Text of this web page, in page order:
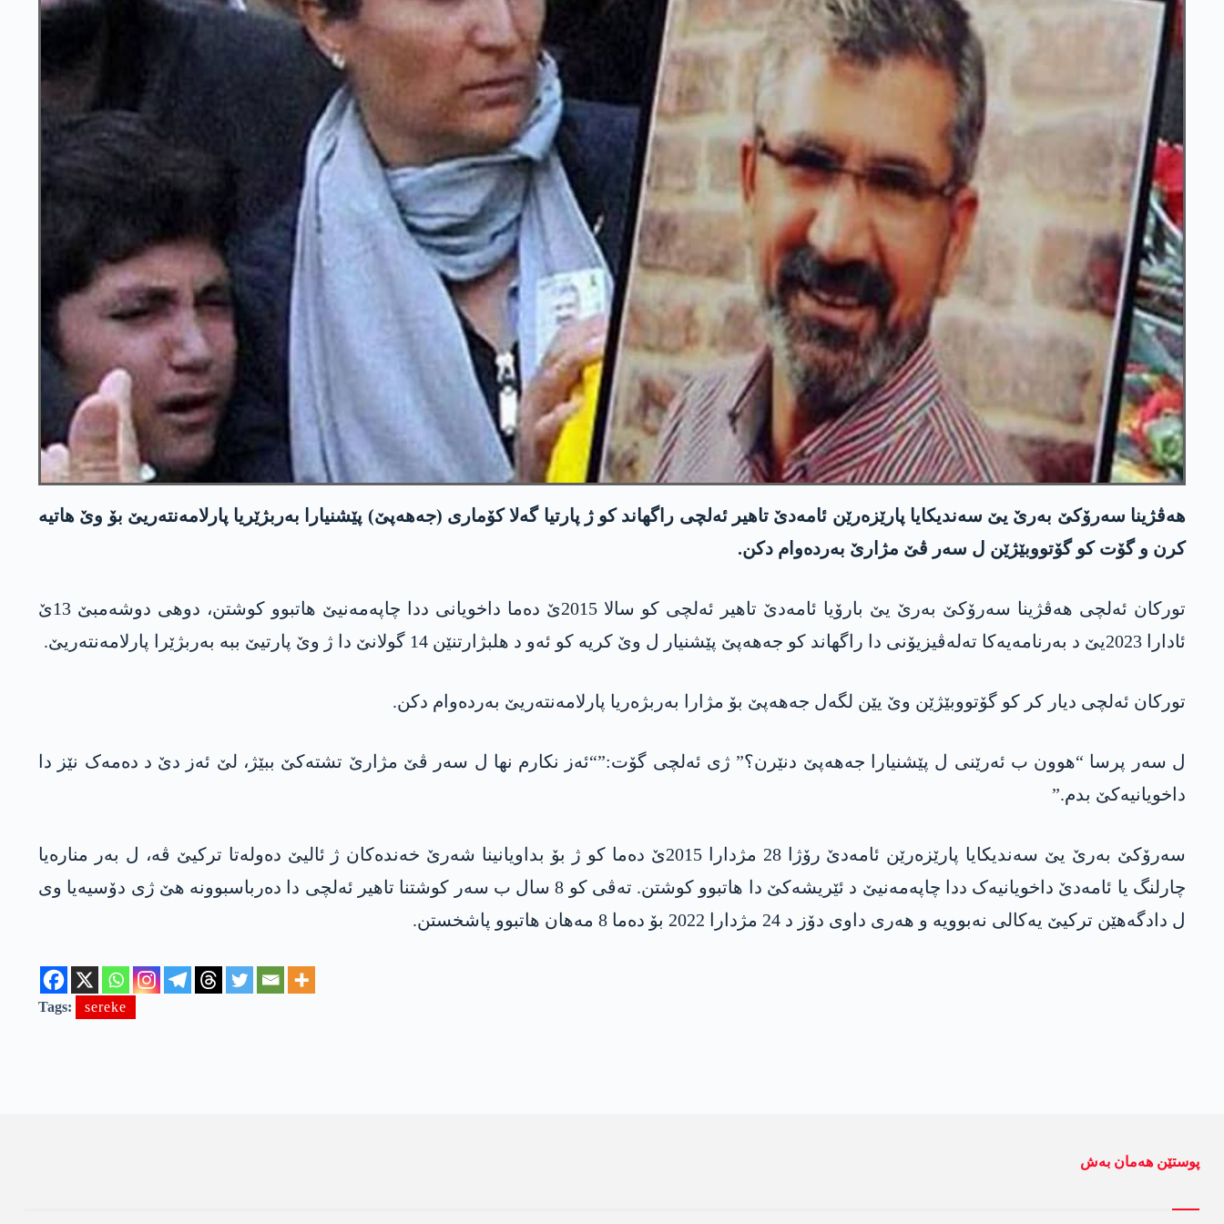
ھەڤژینا سەرۆکێ بەرێ یێ سەندیکایا پارێزەرێن ئامەدێ تاھیر ئەلچی راگھاند کو ژ پارتیا گەلا کۆماری (جەهەپێ) پێشنیارا بەربژێریا پارلامەنتەریێ بۆ وێ ھاتیە
کرن و گۆت کو گۆتووبێژێن ل سەر ڤێ مژارێ بەردەوام دکن.
تورکان ئەلچی ھەڤژینا سەرۆکێ بەرێ یێ بارۆیا ئامەدێ تاھیر ئەلچی کو سالا 2015ێ دەما داخویانی ددا چاپەمەنیێ ھاتبوو کوشتن، دوهی دوشەمبێ 13ێ
ئادارا 2023یێ د بەرنامەیەکا تەلەڤیزیۆنی دا راگھاند کو جەهەپێ پێشنیار ل وێ کریە کو ئەو د ھلبژارتنێن 14 گولانێ دا ژ وێ پارتیێ ببە بەربژێرا پارلامەنتەریێ.
تورکان ئەلچی دیار کر کو گۆتووبێژێن وێ یێن لگەل جەهەپێ بۆ مژارا بەربژەریا پارلامەنتەریێ بەردەوام دکن.
ل سەر پرسا “ھوون ب ئەرێنی ل پێشنیارا جەهەپێ دنێرن؟” ژی ئەلچی گۆت:”“ئەز نکارم نھا ل سەر ڤێ مژارێ تشتەکێ ببێژ، لێ ئەز دێ د دەمەک نێز دا
داخویانیەکێ بدم.”
سەرۆکێ بەرێ یێ سەندیکایا پارێزەرێن ئامەدێ رۆژا 28 مژدارا 2015ێ دەما کو ژ بۆ بداویانینا شەرێ خەندەکان ژ ئالیێ دەولەتا ترکیێ ڤە، ل بەر منارەیا
چارلنگ یا ئامەدێ داخویانیەک ددا چاپەمەنیێ د ئێریشەکێ دا ھاتبوو کوشتن. تەڤی کو 8 سال ب سەر کوشتنا تاھیر ئەلچی دا دەرباسبوونە ھێ ژی دۆسیەیا وی
ل دادگەھێن ترکیێ یەکالی نەبوویە و ھەری داوی دۆز د 24 مژدارا 2022 بۆ دەما 8 مەھان ھاتبوو پاشخستن.
Tags: sereke
پوستێن ھەمان بەش